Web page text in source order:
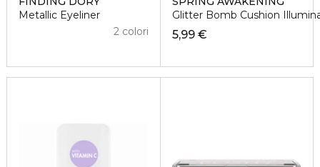
Metallic Eyeliner
2 colori
Glitter Bomb Cushion
5,99 €